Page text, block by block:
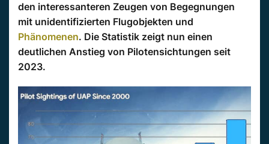
den interessanteren Zeugen von Begegnungen
mit unidentifizierten Flugobjekten und
Phänomenen. Die Statistik zeigt nun einen
deutlichen Anstieg von Pilotensichtungen seit
2023.